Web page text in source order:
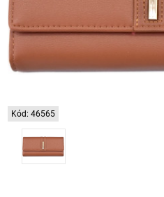
Kód: 46565